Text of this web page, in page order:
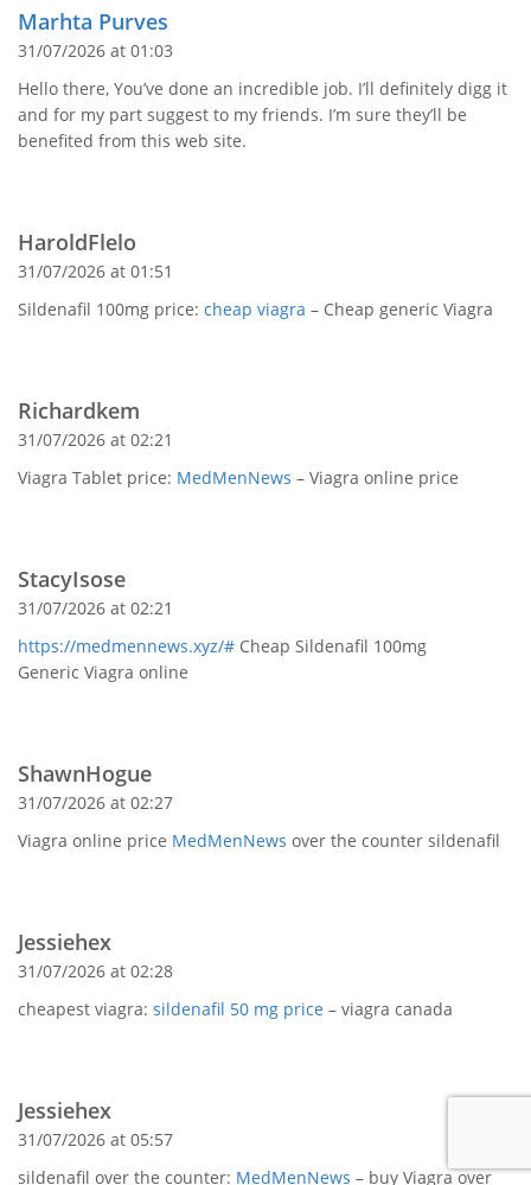
Marhta Purves
31/07/2026 at 01:03
Hello there, You’ve done an incredible job. I’ll definitely digg it
and for my part suggest to my friends. I’m sure they’ll be
benefited from this web site.
HaroldFlelo
31/07/2026 at 01:51
Sildenafil 100mg price: cheap viagra – Cheap generic Viagra
Richardkem
31/07/2026 at 02:21
Viagra Tablet price: MedMenNews – Viagra online price
StacyIsose
31/07/2026 at 02:21
https://medmennews.xyz/# Cheap Sildenafil 100mg
Generic Viagra online
ShawnHogue
31/07/2026 at 02:27
Viagra online price MedMenNews over the counter sildenafil
Jessiehex
31/07/2026 at 02:28
cheapest viagra: sildenafil 50 mg price – viagra canada
Jessiehex
31/07/2026 at 05:57
sildenafil over the counter: MedMenNews – buy Viagra over